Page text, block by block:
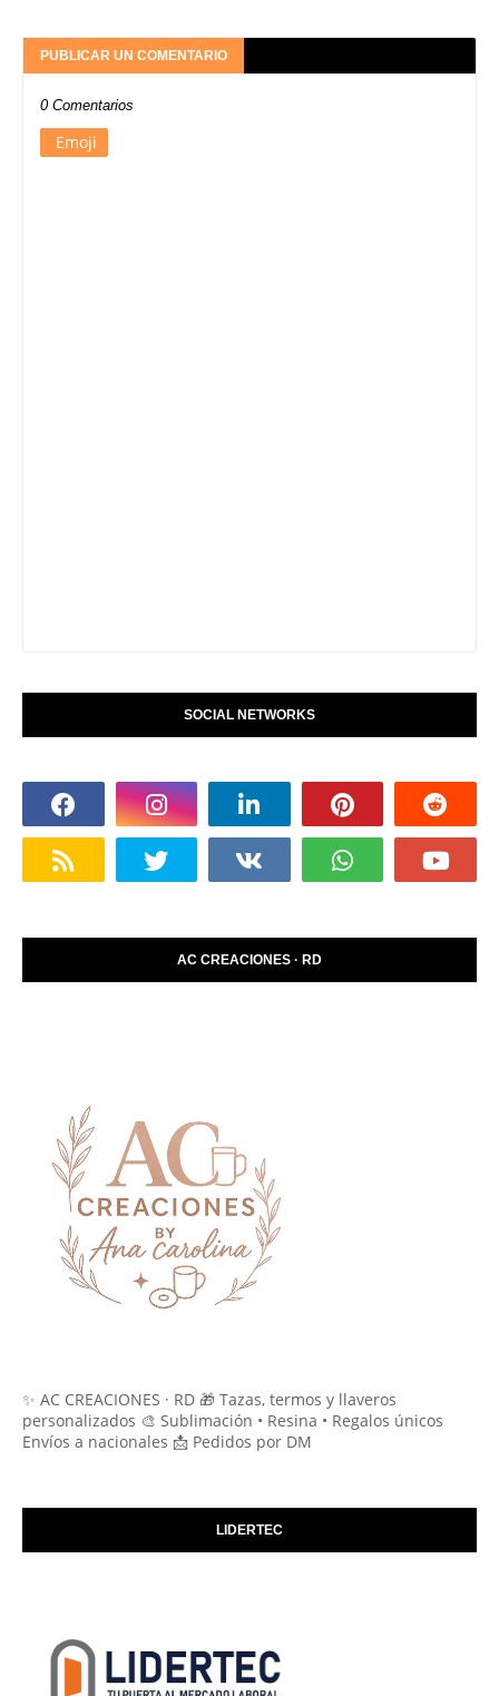
PUBLICAR UN COMENTARIO
0 Comentarios
Emoji
SOCIAL NETWORKS
AC CREACIONES · RD
✨ AC CREACIONES · RD 🎁 Tazas, termos y llaveros
personalizados 🎨 Sublimación • Resina • Regalos únicos
Envíos a nacionales 📩 Pedidos por DM
LIDERTEC